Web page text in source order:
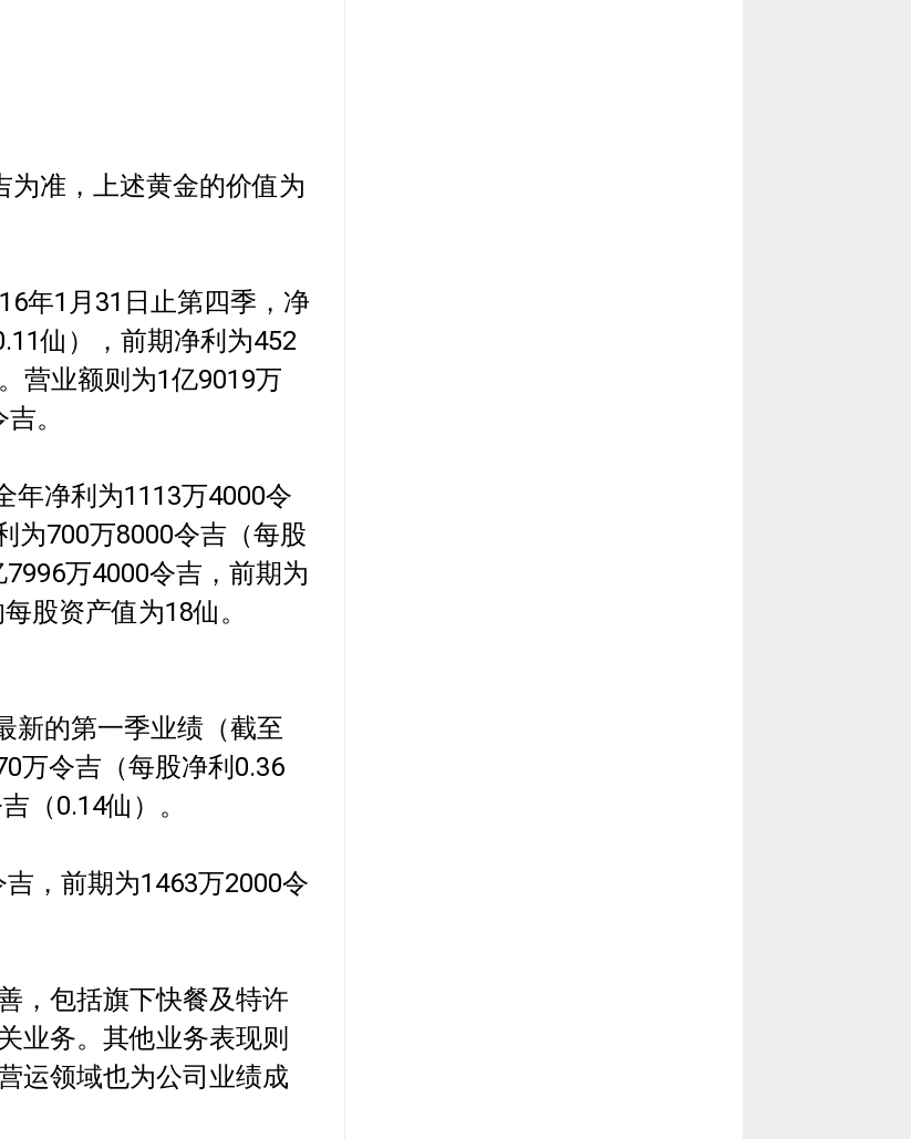
为准，上述黄金的价值为
年1月31日止第四季，净
仙），前期净利为452
营业额则为1亿9019万
。
年净利为1113万4000令
为700万8000令吉（每股
万4000令吉，前期为
股资产值为18仙。
新的第一季业绩（截至
万令吉（每股净利0.36
（0.14仙）。
，前期为1463万2000令
，包括旗下快餐及特许
业务。其他业务表现则
运领域也为公司业绩成